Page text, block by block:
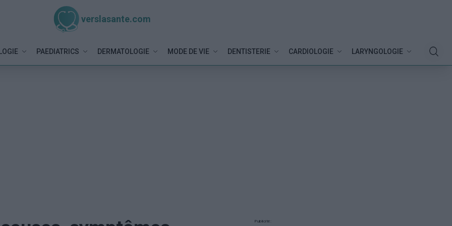
verslasante.com
PAEDIATRICS DERMATOLOGIE MODE DE VIE DENTISTERIE CARDIOLOGIE LARYNGOLOGIE
Publicité: